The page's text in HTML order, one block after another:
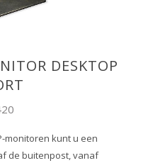
DESKTOP
monitoren kunt u een
de buitenpost, vanaf